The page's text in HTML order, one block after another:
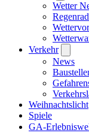
Wetter
Verkehr
News
Weihnachtslicht
Spiele
GA-